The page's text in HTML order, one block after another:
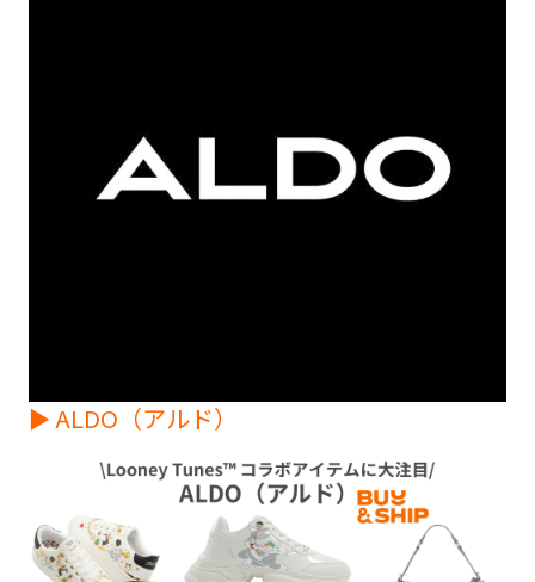
► ALDO（アルド）